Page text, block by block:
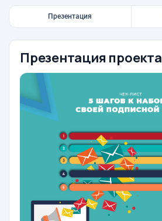
Презентация
Презентация проекта